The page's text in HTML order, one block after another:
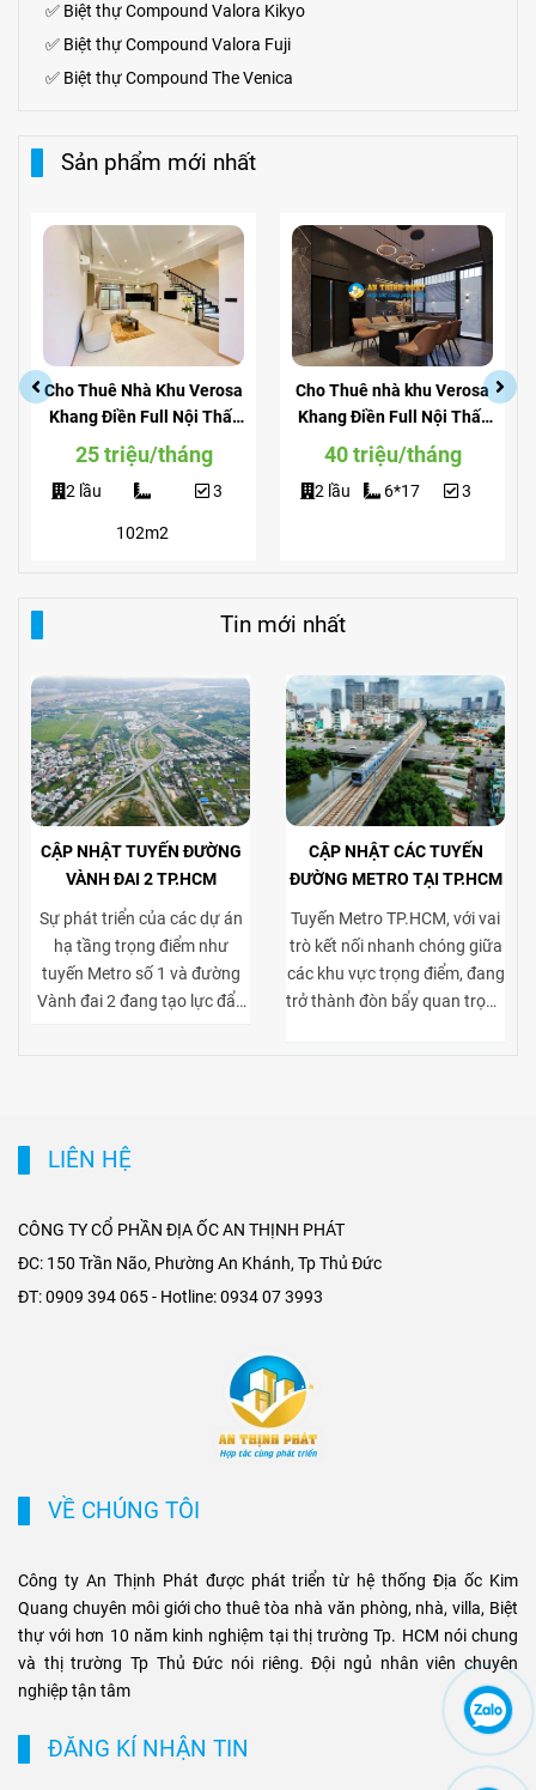
✅ Biệt thựCompound Valora Kikyo
✅ Biệt thự Compound Valora Fuji
✅ Biệt thự Compound The Venica
Sản phẩm mới nhất
Cho Thuê Nhà Khu Verosa
Khang Điền Full Nội Thất
Giá Siêu Rẻ
25 triệu/tháng
2 lầu
102m2
3
Cho Thuê nhà khu Verosa
Khang Điền Full Nội Thất
View Công Viên
40 triệu/tháng
2 lầu 6*17 3
Tin mới nhất
CẬP NHẬT TUYẾN ĐƯỜNG
VÀNH ĐAI 2 TP.HCM
Sự phát triển của các dự án
hạ tầng trọng điểm như
tuyến Metro số 1 và đường
Vành đai 2 đang tạo lực đẩy
giao thông liên vùng, rút
ngoại thành vào trung tâm,
triển cho các khu đô thị mới,
khu biệt thự cao cấp và cụm
tiện ích di chuyển và hạ tầng
đồng bộ đang tạo ra biên độ
tăng giá và tiềm năng khai
các loại hình bất động sản
này.
CẬP NHẬT CÁC TUYẾN
ĐƯỜNG METRO TẠI TP.HCM
Tuyến Metro TP.HCM, với vai
trò kết nối nhanh chóng giữa
các khu vực trọng điểm, đang
trở thành đòn bẩy quan trọng
khai thác tòa nhà văn phòng
Metro. Sự kết hợp giữa hạ
tầng hiện đại và nhu cầu di
chỉ tạo ưu thế cạnh tranh cho
chủ đầu tư, mà còn mở ra cơ
phân khúc bất động sản
LIÊN HỆ
CÔNG TY CỔ PHẦN ĐỊA ỐC AN THỊNH PHÁT
ĐC: 150 Trần Não, Phường An Khánh, Tp Thủ Đức
ĐT: 0909 394 065 - Hotline: 0934 07 3993
VỀ CHÚNG TÔI
Công ty An Thịnh Phát được phát triển từ hệ thống Địa ốc Kim
Quang chuyên môi giới cho thuê tòa nhà văn phòng, nhà, villa, Biệt
thự với hơn 10 năm kinh nghiệm tại thị trường Tp. HCM nói chung
và thị trường Tp Thủ Đức nói riêng. Đội ngủ nhân viên chuyên
nghiệp tận tâm
ĐĂNG KÍ NHẬN TIN